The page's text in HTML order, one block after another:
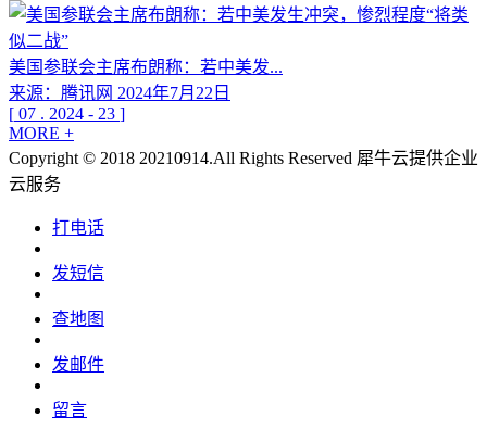
美国参联会主席布朗称：若中美发...
来源：腾讯网 2024年7月22日
[ 07 . 2024 - 23 ]
MORE +
Copyright © 2018 20210914.All Rights Reserved 犀牛云提供企业
云服务
打电话
发短信
查地图
发邮件
留言